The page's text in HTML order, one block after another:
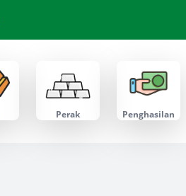
Perak Penghasilan